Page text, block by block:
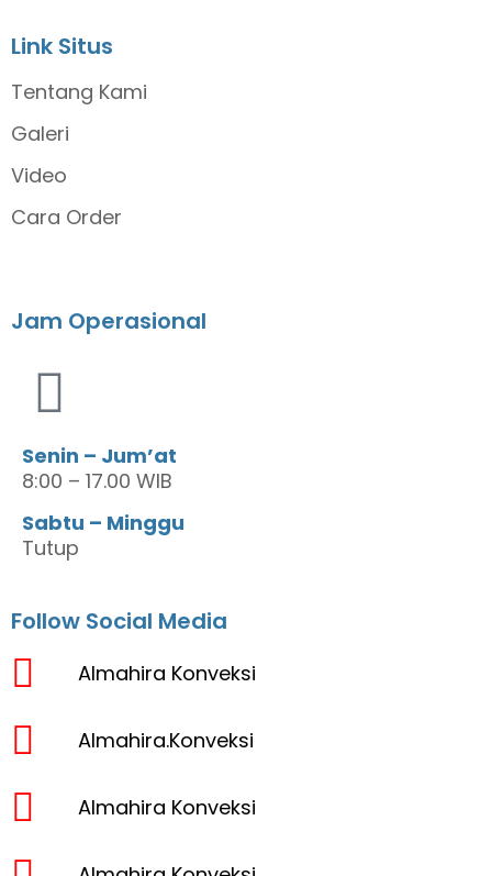
Link Situs
Tentang Kami
Galeri
Video
Cara Order
Jam Operasional
Senin – Jum’at
8:00 – 17.00 WIB
Sabtu – Minggu
Tutup
Follow Social Media
Almahira Konveksi
Almahira.Konveksi
Almahira Konveksi